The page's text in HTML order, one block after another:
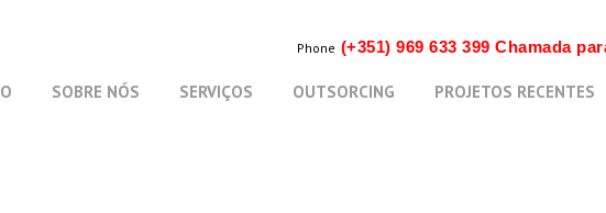
Phone (+351) 969 633 399 Chamada
SOBRE NÓS SERVIÇOS OUTSORCING PROJETOS RECENTES